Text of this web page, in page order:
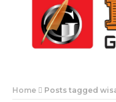
Home Posts tagged